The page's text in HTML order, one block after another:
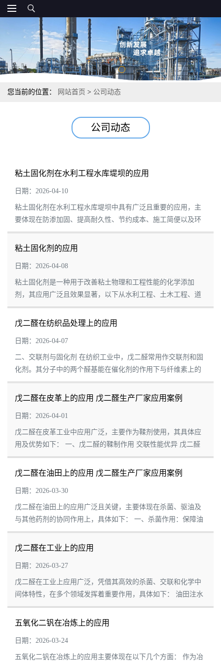
您当前的位置： 网站首页 > 公司动态
公司动态
粘土固化剂在水利工程水库堤坝的应用
日期：2026-04-10
粘土固化剂在水利工程水库堤坝中具有广泛且重要的应用，主
要体现在防渗加固、提高耐久性、节约成本、施工简便以及环
保节能等方面，以下是对其具体应用的详细分析： 一、防渗加
固 应用原理：粘土...
粘土固化剂的应用
日期：2026-04-08
粘土固化剂是一种用于改善粘土物理和工程性能的化学添加
剂，其应用广泛且效果显著，以下从水利工程、土木工程、道
路建设、地基处理、环境工程、工业生产等多个领域展开介
绍： 水利工程 防渗加固...
戊二醛在纺织品处理上的应用
日期：2026-04-07
二、交联剂与固化剂 在纺织工业中，戊二醛常用作交联剂和固
化剂。其分子中的两个醛基能在催化剂的作用下与纤维素上的
羟基发生羟醛缩合反应，生成半缩醛，从而提高棉织物的抗皱
性能、弹性模量、耐磨性及手感...
戊二醛在皮革上的应用 戊二醛生产厂家应用案例
日期：2026-04-01
戊二醛在皮革工业中应用广泛，主要作为鞣剂使用，其具体应
用及优势如下： 一、戊二醛的鞣制作用 交联性能优异 戊二醛
分子中含有两个醛基，能与皮革中的胶原蛋白质发生交联反
应，形成稳定的...
戊二醛在油田上的应用 戊二醛生产厂家应用案例
日期：2026-03-30
戊二醛在油田上的应用广泛且关键，主要体现在杀菌、驱油及
与其他药剂的协同作用上，具体如下： 一、杀菌作用：保障油
田系统稳定运行 高效杀灭微生物 戊二醛是一种非氧化性广谱杀
菌剂，对硫...
戊二醛在工业上的应用
日期：2026-03-27
戊二醛在工业上应用广泛，凭借其高效的杀菌、交联和化学中
间体特性，在多个领域发挥着重要作用，具体如下： 油田注水
与管道处理 戊二醛作为油田注水杀菌剂，能有效杀灭水中的硫
酸盐还原菌等微生...
五氧化二钒在冶炼上的应用
日期：2026-03-24
五氧化二钒在冶炼上的应用主要体现在以下几个方面： 作为冶